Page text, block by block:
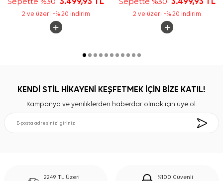
Sepette %303.499,93 TL
2 ve üzeri +% 20 indirim
Sepette %30 3.499,93 TL
2 ve üzeri +% 20 indirim
KENDİ STİL HİKAYENİ KEŞFETMEK İÇİN BİZE KATIL!
Kampanya ve yeniliklerden haberdar olmak için üye ol.
2249 TL Üzeri
%100 Güvenli